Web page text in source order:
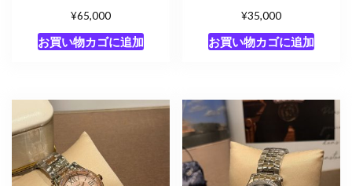
¥65,000
お買い物カゴに追加
¥35,000
お買い物カゴに追加